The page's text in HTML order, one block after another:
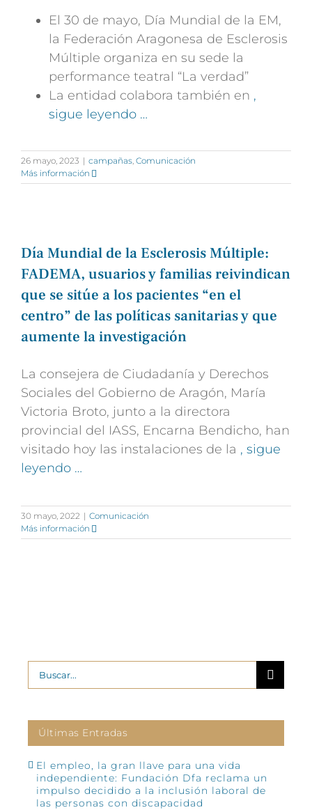
El 30 de mayo, Día Mundial de la EM,
la Federación Aragonesa de Esclerosis
Múltiple organiza en su sede la
performance teatral “La verdad”
La entidad colabora también en ,
sigue leyendo …
26 mayo, 2023 | campañas, Comunicación
Más información
Día Mundial de la Esclerosis Múltiple:
FADEMA, usuarios y familias reivindican
que se sitúe a los pacientes “en el
centro” de las políticas sanitarias y que
aumente la investigación
La consejera de Ciudadanía y Derechos
Sociales del Gobierno de Aragón, María
Victoria Broto, junto a la directora
provincial del IASS, Encarna Bendicho, han
visitado hoy las instalaciones de la , sigue
leyendo …
30 mayo, 2022 | Comunicación
Más información
Buscar:
Últimas Entradas
El empleo, la gran llave para una vida
independiente: Fundación Dfa reclama un
impulso decidido a la inclusión laboral de
las personas con discapacidad